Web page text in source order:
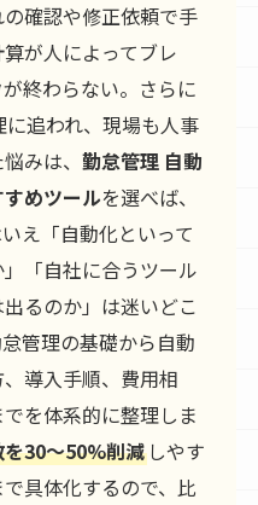
確認や修正依頼で手
が人によってブレ
終わらない。さらに
追われ、現場も人事
みは、 勤怠管理 自動
めツールを選べば、
え「自動化といって
「自社に合うツール
るのか」は迷いどこ
管理の基礎から自動
導入手順、費用相
を体系的に整理しま
30〜50%削減しやす
具体化するので、比